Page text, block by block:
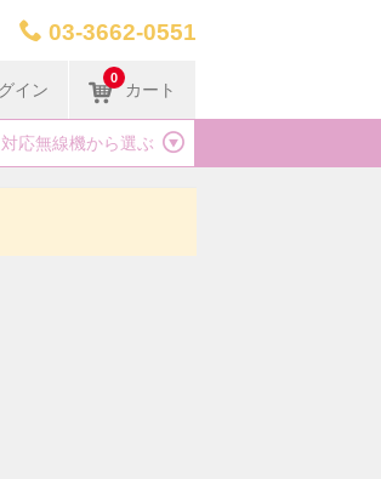
03-3662-0551
イン
0
カート
対応無線機から選ぶ